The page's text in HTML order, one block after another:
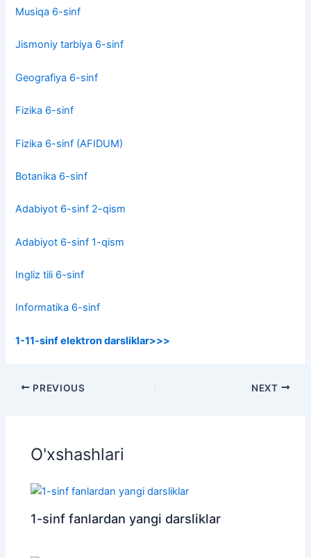
Musiqa 6-sinf
Jismoniy tarbiya 6-sinf
Geografiya 6-sinf
Fizika 6-sinf
Fizika 6-sinf (AFIDUM)
Botanika 6-sinf
Adabiyot 6-sinf 2-qism
Adabiyot 6-sinf 1-qism
Ingliz tili 6-sinf
Informatika 6-sinf
1-11-sinf elektron darsliklar>>>
PREVIOUS NEXT
O'xshashlari
1-sinf fanlardan yangi darsliklar